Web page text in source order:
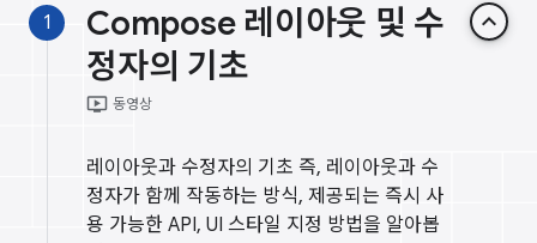
1
Compose 레이아웃 및 수
정자의 기초
keyboard_arrow_up
ondemand_video 동영상
레이아웃과 수정자의 기초 즉, 레이아웃과 수
정자가 함께 작동하는 방식, 제공되는 즉시 사
용 가능한 API, UI 스타일 지정 방법을 알아봅